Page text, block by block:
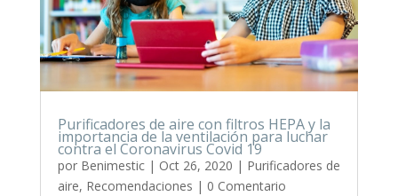
Purificadores de aire con filtros HEPA y la
importancia de la ventilación para luchar
contra el Coronavirus Covid 19
por Benimestic| Oct 26, 2020 | Purificadores de
aire, Recomendaciones | 0 Comentario